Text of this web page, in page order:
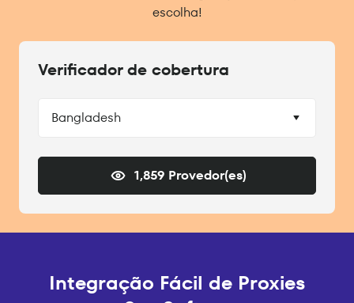
escolha!
Verificador de cobertura
Bangladesh
1,859 Provedor(es)
Integração Fácil de Proxies